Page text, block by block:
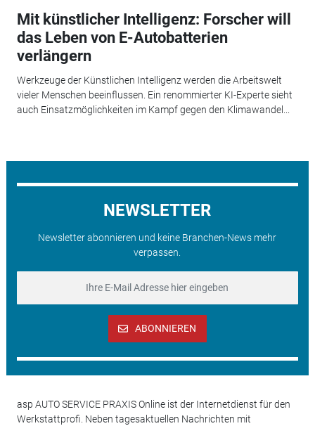
Mit künstlicher Intelligenz: Forscher will
das Leben von E-Autobatterien
verlängern
Werkzeuge der Künstlichen Intelligenz werden die Arbeitswelt
vieler Menschen beeinflussen. Ein renommierter KI-Experte sieht
auch Einsatzmöglichkeiten im Kampf gegen den Klimawandel...
NEWSLETTER
Newsletter abonnieren und keine Branchen-News mehr
verpassen.
ABONNIEREN
asp AUTO SERVICE PRAXIS Online ist der Internetdienst für den
Werkstattprofi. Neben tagesaktuellen Nachrichten mit